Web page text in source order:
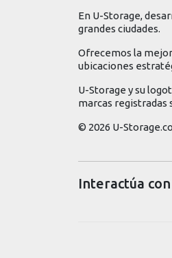
En U-Storage,
grandes ciudades.
Ofrecemos la mejor
ubicaciones
U-Storage y su
marcas registradas
© 2026 U-
Interactúa